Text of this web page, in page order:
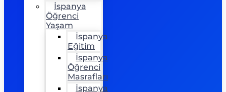
İspanya
Öğrenci
Yaşam
İspanya
Eğitim
İspanya
Öğrenci
Masrafları
İspanya